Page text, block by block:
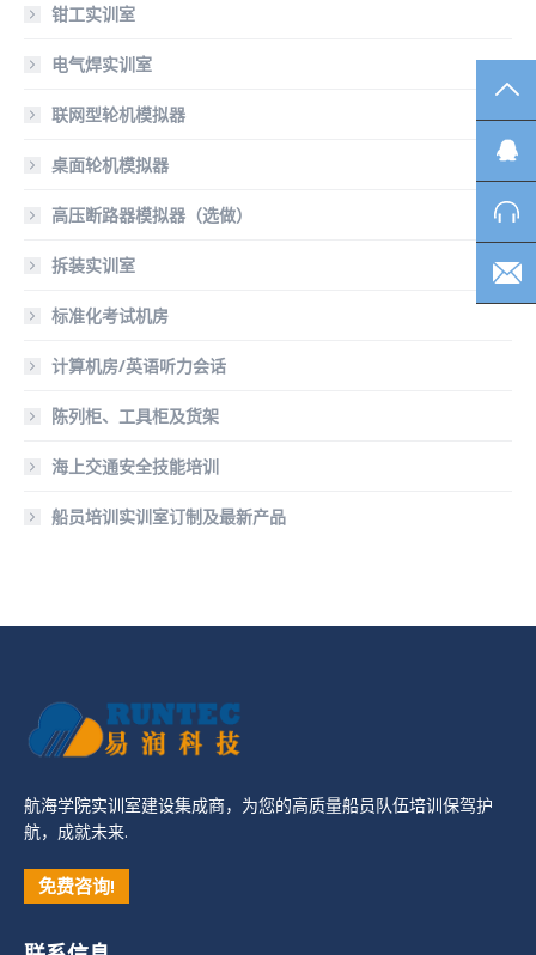
钳工实训室
电气焊实训室
联网型轮机模拟器
桌面轮机模拟器
高压断路器模拟器（选做）
拆装实训室
标准化考试机房
计算机房/英语听力会话
陈列柜、工具柜及货架
海上交通安全技能培训
船员培训实训室订制及最新产品
航海学院实训室建设集成商，为您的高质量船员队伍培训保驾护
航，成就未来.
免费咨询!